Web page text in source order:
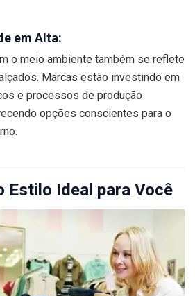
em Alta:
o meio ambiente também se reflete
Marcas estão investindo em
e processos de produção
opções conscientes para o
Estilo Ideal para Você